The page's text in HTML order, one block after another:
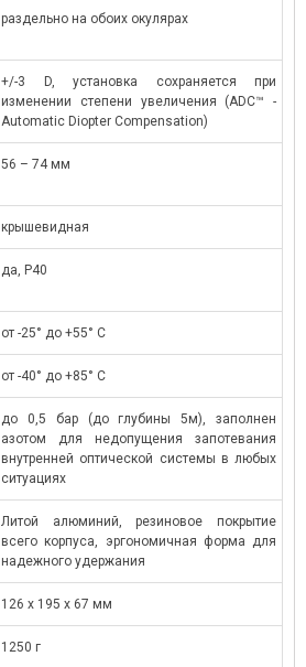
раздельно на обоих окулярах
+/-3 D, установка сохраняется при
изменении степени увеличения (ADC™ -
Automatic Diopter Compensation)
56 – 74 мм
крышевидная
да, P40
от -25° до +55° С
от -40° до +85° С
до 0,5 бар (до глубины 5м), заполнен
азотом для недопущения запотевания
внутренней оптической системы в любых
ситуациях
Литой алюминий, резиновое покрытие
всего корпуса, эргономичная форма для
надежного удержания
126 x 195 x 67 мм
1250 г